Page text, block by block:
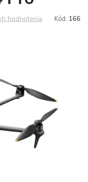
hodnotenia Kód: 166